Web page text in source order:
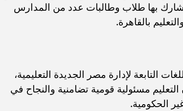
بها طلاب وطالبات عدد من المدارس
بالقاهرة.
التابعة لإدارة مصر الجديدة التعليمية،
التعليم مسئولية قومية تضامنية والنجاح في
الحكومية.